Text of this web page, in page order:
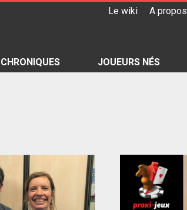
Le wiki A propos
CHRONIQUES JOUEURS NÉS